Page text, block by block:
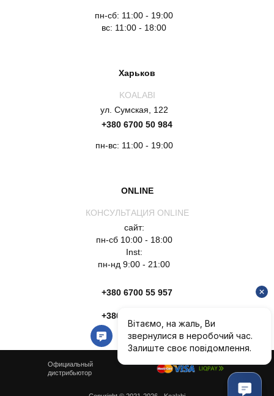
пн-сб: 11:00 - 19:00
вс: 11:00 - 18:00
Харьков
KOALABI
ул. Сумская, 122
+380 6700 50 984
пн-вс: 11:00 - 19:00
ONLINE
КОНСУЛЬТАЦИЯ ONLINE
сайт:
пн-сб 10:00 - 18:00
Inst:
пн-нд 9:00 - 21:00
+380 6700 55 957
+380 6754 51 135
Официальный
дистрибьютор